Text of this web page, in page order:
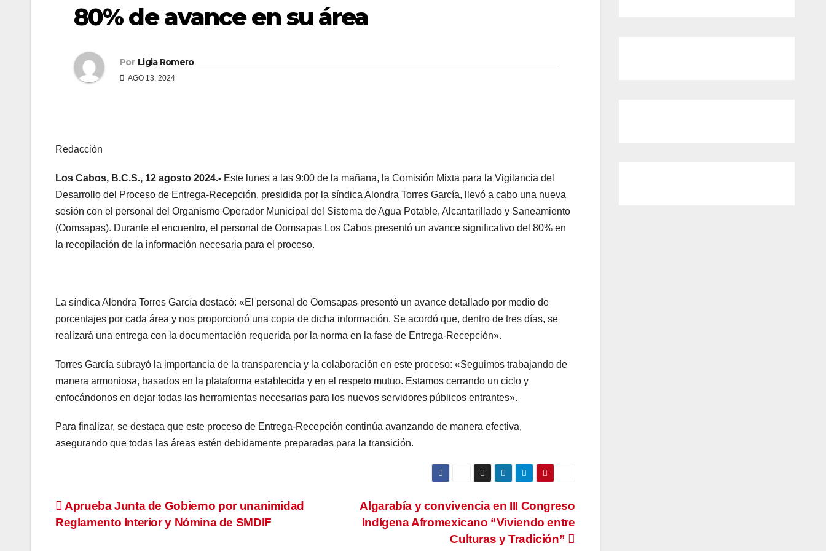
80% de avance en su área
Por Ligia Romero
AGO 13, 2024
Redacción
Los Cabos, B.C.S., 12 agosto 2024.- Este lunes a las 9:00 de la mañana, la Comisión Mixta para la Vigilancia del
Desarrollo del Proceso de Entrega-Recepción, presidida por la síndica Alondra Torres García, llevó a cabo una nueva
sesión con el personal del Organismo Operador Municipal del Sistema de Agua Potable, Alcantarillado y Saneamiento
(Oomsapas). Durante el encuentro, el personal de Oomsapas Los Cabos presentó un avance significativo del 80% en
la recopilación de la información necesaria para el proceso.
La síndica Alondra Torres García destacó: «El personal de Oomsapas presentó un avance detallado por medio de
porcentajes por cada área y nos proporcionó una copia de dicha información. Se acordó que, dentro de tres días, se
realizará una entrega con la documentación requerida por la norma en la fase de Entrega-Recepción».
Torres García subrayó la importancia de la transparencia y la colaboración en este proceso: «Seguimos trabajando de
manera armoniosa, basados en la plataforma establecida y en el respeto mutuo. Estamos cerrando un ciclo y
enfocándonos en dejar todas las herramientas necesarias para los nuevos servidores públicos entrantes».
Para finalizar, se destaca que este proceso de Entrega-Recepción continúa avanzando de manera efectiva,
asegurando que todas las áreas estén debidamente preparadas para la transición.
Navegación
de
Algarabía y convivencia en III Congreso
Indígena Afromexicano “Viviendo entre
Culturas y Tradición”
Aprueba Junta de Gobierno por unanimidad
Reglamento Interior y Nómina de SMDIF